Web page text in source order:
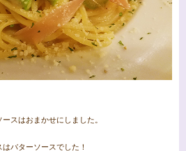
スはおまかせにしました。
バターソースでした！